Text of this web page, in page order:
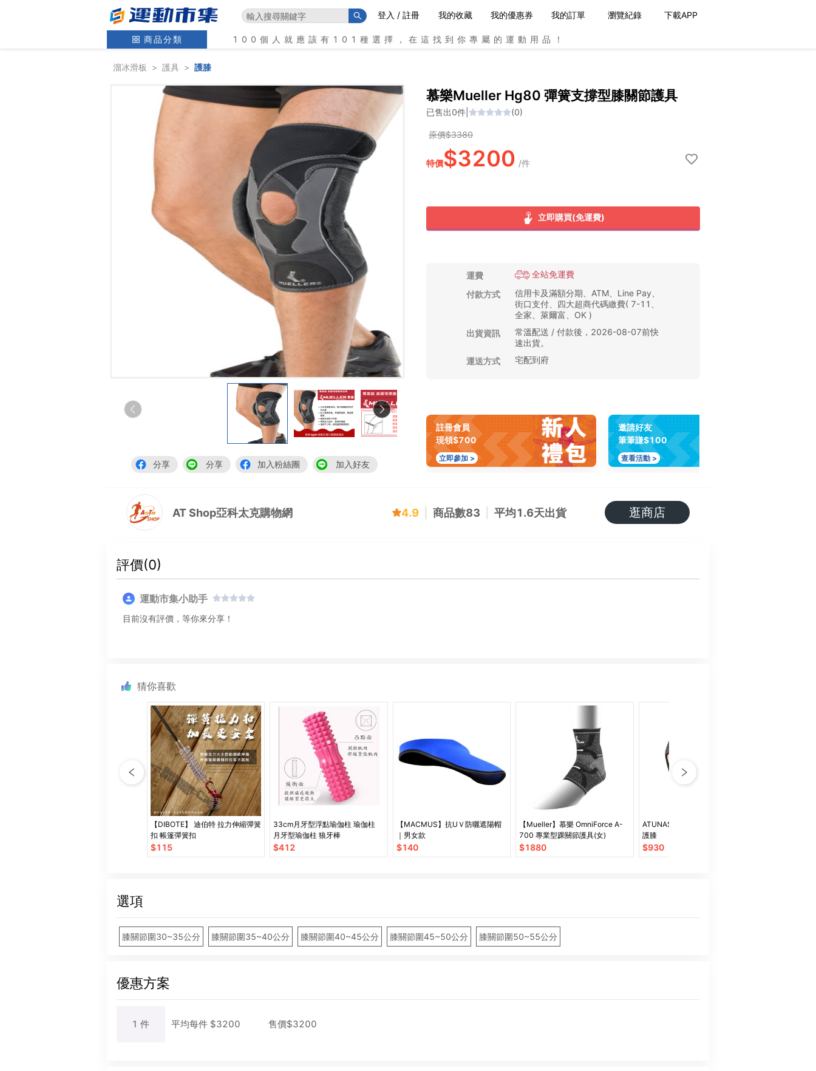
登入 / 註冊 我的收藏 我的優惠券 我的訂單 瀏覽紀錄 下載APP
商品分類 100個人就應該有101種選擇，在這找到你專屬的運動用品！
溜冰滑板 > 護具 > 護膝
分享 分享 加入粉絲團 加入好友
慕樂Mueller Hg80 彈簧支撐型膝關節護具
已售出0件 (0)
原價$3380
特價$3200 /件
立即購買(免運費)
運費
全站免運費
付款方式
信用卡及滿額分期、ATM、Line Pay、
街口支付、四大超商代碼繳費( 7-11、
全家、萊爾富、OK )
出貨資訊
常溫配送 / 付款後，2026-08-07前快
速出貨。
運送方式
宅配到府
註冊會員
現領$700
立即參加 >
邀請好友
筆筆賺$100
查看活動 >
AT Shop亞科太克購物網 4.9 商品數83 平均1.6天出貨 逛商店
評價(0)
運動市集小助手
目前沒有評價，等你來分享！
猜你喜歡
【DIBOTE】 迪伯特 拉力伸縮彈簧
扣 帳篷彈簧扣
$115
33cm月牙型浮點瑜伽柱 瑜伽柱
月牙型瑜伽柱 狼牙棒
$412
【MACMUS】抗UＶ防曬遮陽帽
｜男女款
$140
【Mueller】慕樂 OmniForce A-
700 專業型踝關節護具(女)
$1880
ATUNAS半月型矽膠軟骨髕骨軟鐵
護膝
$930
選項
膝關節圍30~35公分 膝關節圍35~40公分 膝關節圍40~45公分 膝關節圍45~50公分 膝關節圍50~55公分
優惠方案
1 件 平均每件$3200 售價$3200